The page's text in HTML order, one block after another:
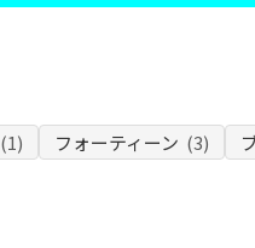
(1) フォーティーン (3)